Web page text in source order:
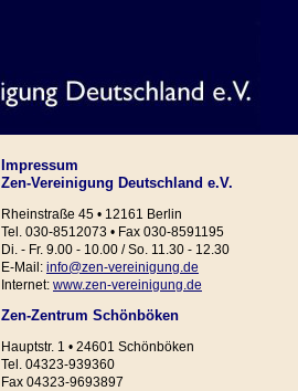
Impressum
Zen-Vereinigung Deutschland e.V.
Rheinstraße 45 • 12161 Berlin
Tel. 030-8512073 • Fax 030-8591195
Di. - Fr. 9.00 - 10.00 / So. 11.30 - 12.30
E-Mail: info@zen-vereinigung.de
Internet: www.zen-vereinigung.de
Zen-Zentrum Schönböken
Hauptstr. 1 • 24601 Schönböken
Tel. 04323-939360
Fax 04323-9693897